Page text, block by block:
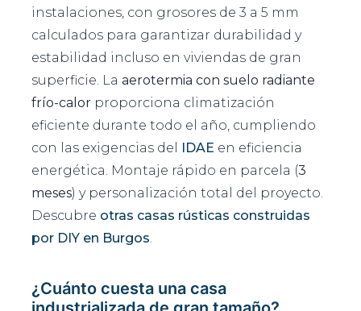
instalaciones, con grosores de 3 a 5 mm
calculados para garantizar durabilidad y
estabilidad incluso en viviendas de gran
superficie. La aerotermia con suelo radiante
frío-calor proporciona climatización
eficiente durante todo el año, cumpliendo
con las exigencias del
IDAE en eficiencia
energética. Montaje rápido en parcela (3
meses) y personalización total del proyecto.
Descubre otras casas rústicas construidas
por DIY en Burgos.
¿Cuánto cuesta una casa